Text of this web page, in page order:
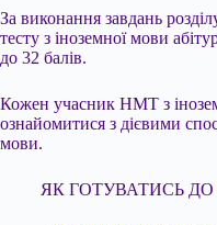
За виконання завдань
тесту з іноземної мови
до 32 балів.
Кожен учасник НМТ з
ознайомитися з дієвими
мови.
ЯК ГОТУВАТИСЬ